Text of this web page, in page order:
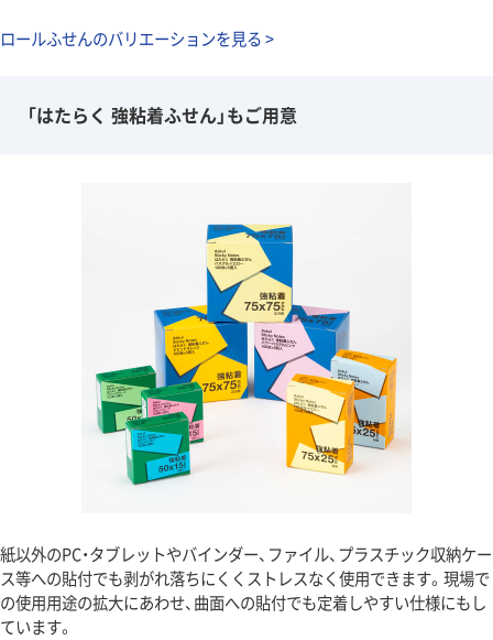
ロールふせんのバリエーションを見る >
「はたらく 強粘着ふせん」もご用意
紙以外のPC・タブレットやバインダー、ファイル、プラスチック収納ケー
ス等への貼付でも剥がれ落ちにくくストレスなく使用できます。現場で
の使用用途の拡大にあわせ、曲面への貼付でも定着しやすい仕様にもし
ています。